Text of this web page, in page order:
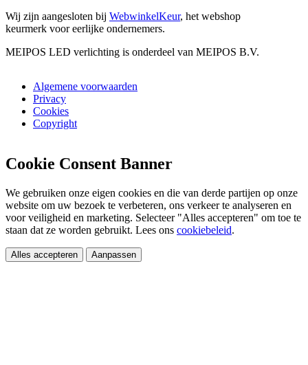
Wij zijn aangesloten bij WebwinkelKeur, het webshop
keurmerk voor eerlijke ondernemers.
MEIPOS LED verlichting is onderdeel van MEIPOS B.V.
Algemene voorwaarden
Privacy
Cookies
Copyright
Cookie Consent Banner
We gebruiken onze eigen cookies en die van derde partijen op onze
website om uw bezoek te verbeteren, ons verkeer te analyseren en
voor veiligheid en marketing. Selecteer "Alles accepteren" om toe te
staan dat ze worden gebruikt. Lees ons cookiebeleid.
Alles accepteren Aanpassen